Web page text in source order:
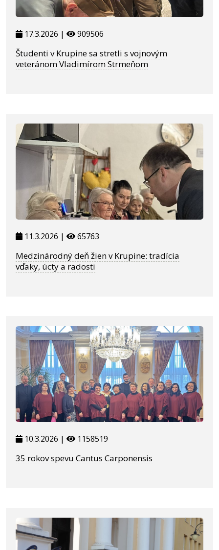
17.3.2026 | 909506
Študenti v Krupine sa stretli s vojnovým
veteránom Vladimírom Strmeňom
11.3.2026 | 65763
Medzinárodný deň žien v Krupine: tradícia
vďaky, úcty a radosti
10.3.2026 | 1158519
35 rokov spevu Cantus Carponensis